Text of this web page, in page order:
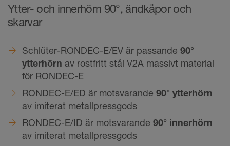
Ytter- och innerhörn 90°, ändkåpor och
skarvar
Schlüter-RONDEC-E/EV är passande 90°
ytterhörn av rostfritt stål V2A massivt material
för RONDEC-E
RONDEC-E/ED är motsvarande 90° ytterhörn
av imiterat metallpressgods
RONDEC-E/ID är motsvarande 90° innerhörn
av imiterat metallpressgods